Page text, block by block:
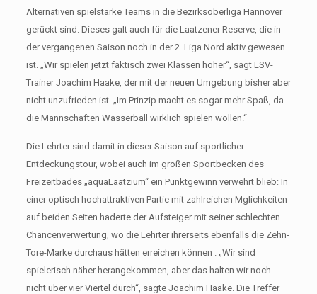
Alternativen spielstarke Teams in die Bezirksoberliga Hannover
gerückt sind. Dieses galt auch für die Laatzener Reserve, die in
der vergangenen Saison noch in der 2. Liga Nord aktiv gewesen
ist. „Wir spielen jetzt faktisch zwei Klassen höher“, sagt LSV-
Trainer Joachim Haake, der mit der neuen Umgebung bisher aber
nicht unzufrieden ist. „Im Prinzip macht es sogar mehr Spaß, da
die Mannschaften Wasserball wirklich spielen wollen.“
Die Lehrter sind damit in dieser Saison auf sportlicher
Entdeckungstour, wobei auch im großen Sportbecken des
Freizeitbades „aquaLaatzium“ ein Punktgewinn verwehrt blieb: In
einer optisch hochattraktiven Partie mit zahlreichen Mglichkeiten
auf beiden Seiten haderte der Aufsteiger mit seiner schlechten
Chancenverwertung, wo die Lehrter ihrerseits ebenfalls die Zehn-
Tore-Marke durchaus hätten erreichen können . „Wir sind
spielerisch näher herangekommen, aber das halten wir noch
nicht über vier Viertel durch“, sagte Joachim Haake. Die Treffer